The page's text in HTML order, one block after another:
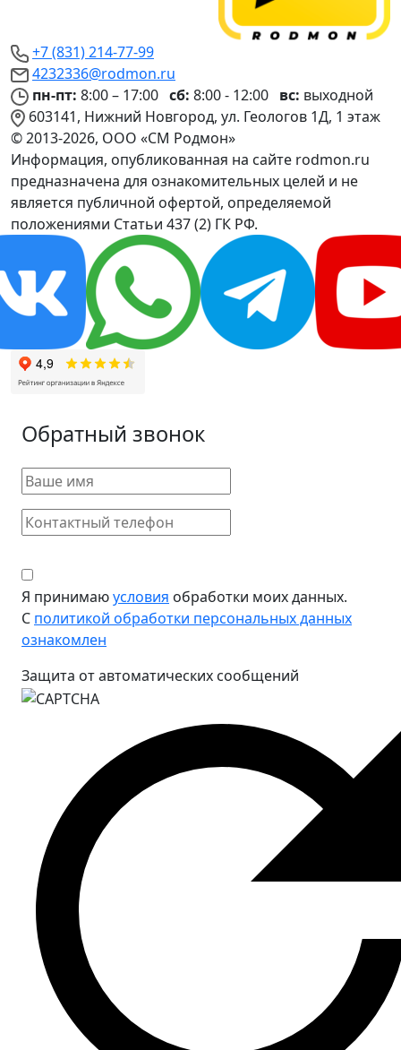
+7 (831) 214-77-99
4232336@rodmon.ru
пн-пт: 8:00 – 17:00 сб: 8:00 - 12:00 вс: выходной
603141, Нижний Новгород, ул. Геологов 1Д, 1 этаж
© 2013-2026, ООО «СМ Родмон»
Информация, опубликованная на сайте rodmon.ru
предназначена для ознакомительных целей и не
является публичной офертой, определяемой
положениями Статьи 437 (2) ГК РФ.
Обратный звонок
Я принимаюусловия обработки моих данных.
С политикой обработки персональных данных
ознакомлен
Защита от автоматических сообщений